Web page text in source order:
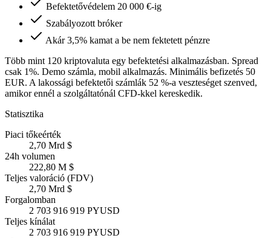
Befektetővédelem 20 000 €-ig
Szabályozott bróker
Akár 3,5% kamat a be nem fektetett pénzre
Több mint 120 kriptovaluta egy befektetési alkalmazásban. Spread
csak 1%. Demo számla, mobil alkalmazás. Minimális befizetés 50
EUR. A lakossági befektetői számlák 52 %-a veszteséget szenved,
amikor ennél a szolgáltatónál CFD-kkel kereskedik.
Statisztika
Piaci tőkeérték
2,70 Mrd $
24h volumen
222,80 M $
Teljes valoráció (FDV)
2,70 Mrd $
Forgalomban
2 703 916 919 PYUSD
Teljes kínálat
2 703 916 919 PYUSD